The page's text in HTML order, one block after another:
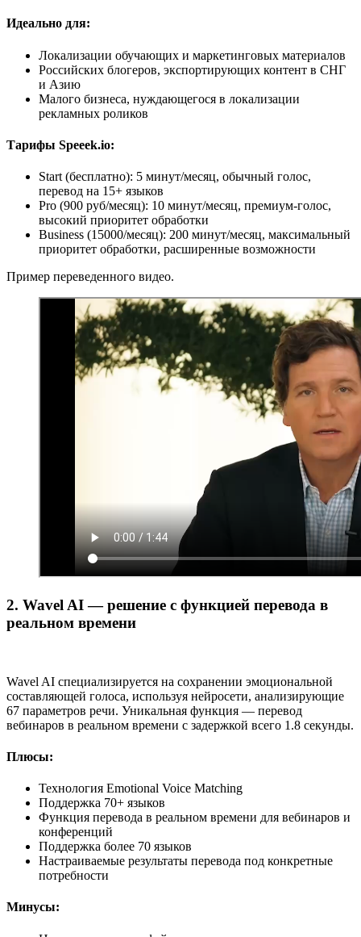
Идеально для:
Локализации обучающих и маркетинговых материалов
Российских блогеров, экспортирующих контент в СНГ
и Азию
Малого бизнеса, нуждающегося в локализации
рекламных роликов
Тарифы Speeek.io:
Start (бесплатно): 5 минут/месяц, обычный голос,
перевод на 15+ языков
Pro (900 руб/месяц): 10 минут/месяц, премиум-голос,
высокий приоритет обработки
Business (15000/месяц): 200 минут/месяц, максимальный
приоритет обработки, расширенные возможности
Пример переведенного видео.
2. Wavel AI — решение с функцией перевода в
реальном времени
Wavel AI специализируется на сохранении эмоциональной
составляющей голоса, используя нейросети, анализирующие
67 параметров речи. Уникальная функция — перевод
вебинаров в реальном времени с задержкой всего 1.8 секунды.
Плюсы:
Технология Emotional Voice Matching
Поддержка 70+ языков
Функция перевода в реальном времени для вебинаров и
конференций
Поддержка более 70 языков
Настраиваемые результаты перевода под конкретные
потребности
Минусы: